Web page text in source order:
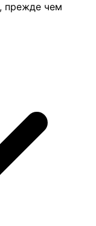
прежде чем